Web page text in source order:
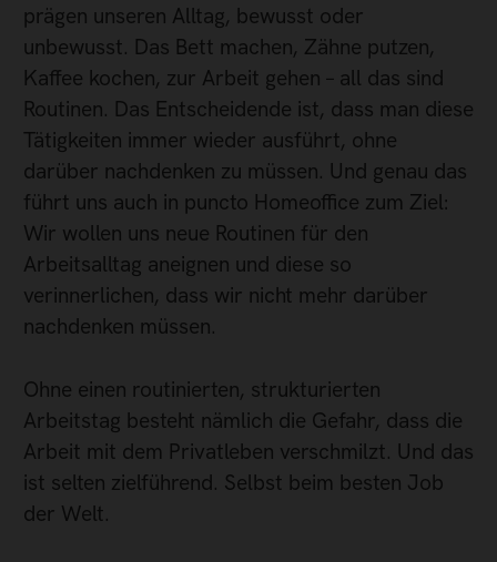
prägen unseren Alltag, bewusst oder
unbewusst. Das Bett machen, Zähne putzen,
Kaffee kochen, zur Arbeit gehen – all das sind
Routinen. Das Entscheidende ist, dass man diese
Tätigkeiten immer wieder ausführt, ohne
darüber nachdenken zu müssen. Und genau das
führt uns auch in puncto Homeoffice zum Ziel:
Wir wollen uns neue Routinen für den
Arbeitsalltag aneignen und diese so
verinnerlichen, dass wir nicht mehr darüber
nachdenken müssen.
Ohne einen routinierten, strukturierten
Arbeitstag besteht nämlich die Gefahr, dass die
Arbeit mit dem Privatleben verschmilzt. Und das
ist selten zielführend. Selbst beim besten Job
der Welt.